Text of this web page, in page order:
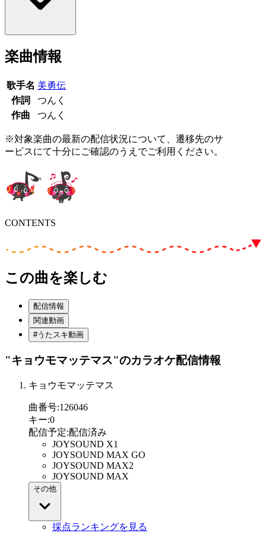
楽曲情報
歌手名 美勇伝
作詞
つんく
作曲
つんく
※対象楽曲の最新の配信状況について、遷移先のサ
ービスにて十分にご確認のうえでご利用ください。
CONTENTS
この曲を楽しむ
配信情報
関連動画
#うたスキ動画
"キョウモマッテマス"のカラオケ配信情報
キョウモマッテマス
曲番号:126046
キー:0
配信予定:配信済み
JOYSOUND X1
JOYSOUND MAX GO
JOYSOUND MAX2
JOYSOUND MAX
その他
採点ランキングを見る